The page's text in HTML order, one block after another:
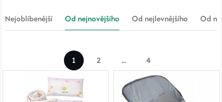
Nejoblíbenější Od nejnovějšího Od nejlevnějšího Od
1 2 ... 4